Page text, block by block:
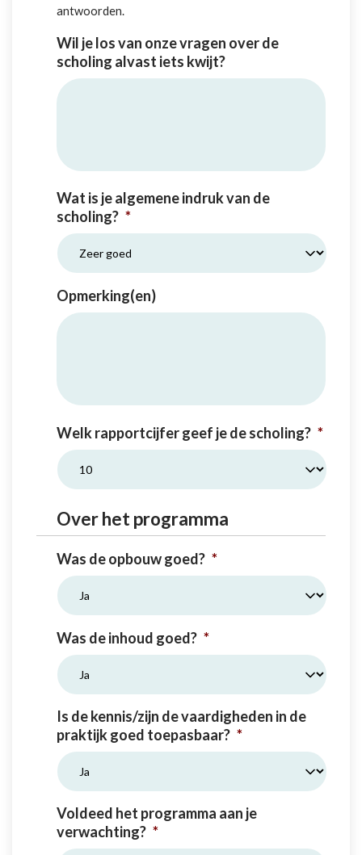
antwoorden.
Wil je los van onze vragen over de
scholing alvast iets kwijt?
Wat is je algemene indruk van de
scholing? *
Opmerking(en)
Welk rapportcijfer geef je de scholing? *
Over het programma
Was de opbouw goed? *
Was de inhoud goed? *
Is de kennis/zijn de vaardigheden in de
praktijk goed toepasbaar? *
Voldeed het programma aan je
verwachting? *